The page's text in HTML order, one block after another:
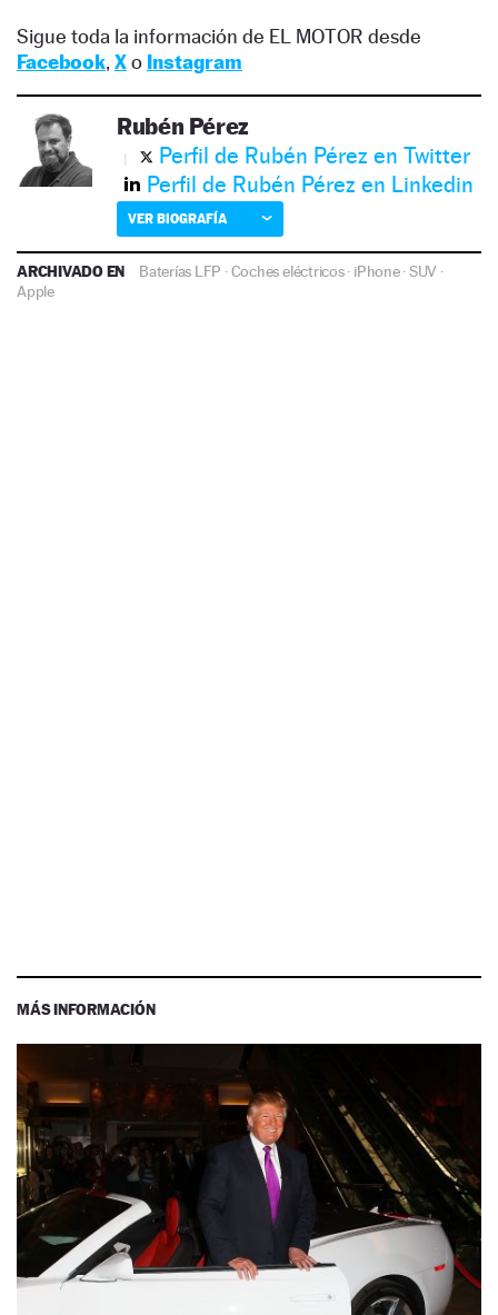
Sigue toda la información de EL MOTOR desde
Facebook, Xo Instagram
Rubén Pérez
Perfil de Rubén Pérez en Twitter
Perfil de Rubén Pérez en Linkedin
VER BIOGRAFÍA
ARCHIVADO EN Baterías LFP ·Coches eléctricos· iPhone·SUV ·
Apple
MÁS INFORMACIÓN